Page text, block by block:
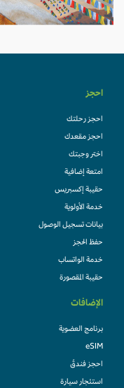
احجز
احجز رحلتك
احجز مقعدك
اختر وجبتك
امتعة إضافية
حقيبة إكسبريس
خدمة الأولوية
بيانات تسجيل الوصول
حفظ الحجز
خدمة الواتساب
حقيبة المقصورة
الإضافات
برنامج العضوية
eSIM
احجز فندقً
استئجار سيارة